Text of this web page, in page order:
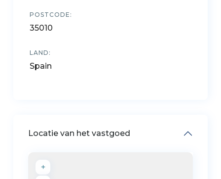
POSTCODE:
35010
LAND:
Spain
Locatie van het vastgoed